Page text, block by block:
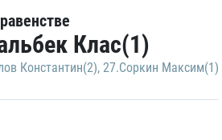
Клас(1)
Константин(2), 27.Соркин Максим(1)